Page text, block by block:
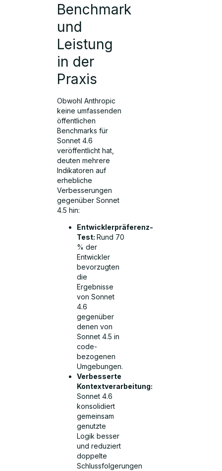
Benchmark
und
Leistung
in der
Praxis
Obwohl Anthropic
keine umfassenden
öffentlichen
Benchmarks für
Sonnet 4.6
veröffentlicht hat,
deuten mehrere
Indikatoren auf
erhebliche
Verbesserungen
gegenüber Sonnet
4.5 hin:
Entwicklerpräferenz-
Test:Rund 70
% der
Entwickler
bevorzugten
die
Ergebnisse
von Sonnet
4.6
gegenüber
denen von
Sonnet 4.5 in
code-
bezogenen
Umgebungen.
Verbesserte
Kontextverarbeitung:
Sonnet 4.6
konsolidiert
gemeinsam
genutzte
Logik besser
und reduziert
doppelte
Schlussfolgerungen